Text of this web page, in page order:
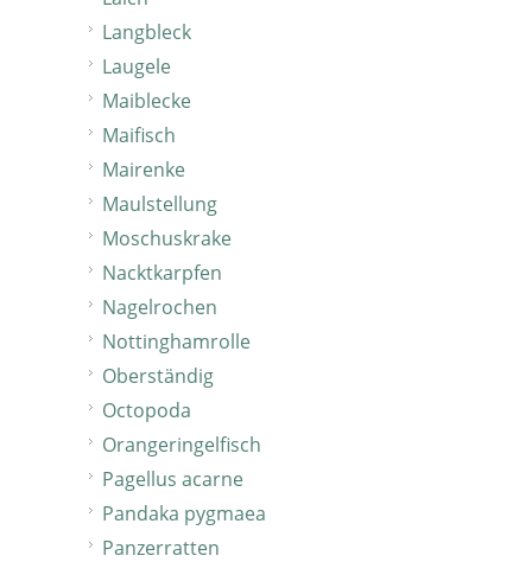
Langbleck
Laugele
Maiblecke
Maifisch
Mairenke
Maulstellung
Moschuskrake
Nacktkarpfen
Nagelrochen
Nottinghamrolle
Oberständig
Octopoda
Orangeringelfisch
Pagellus acarne
Pandaka pygmaea
Panzerratten